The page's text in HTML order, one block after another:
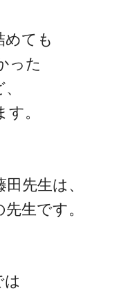
めても
った
。
先生は、
生です。
は